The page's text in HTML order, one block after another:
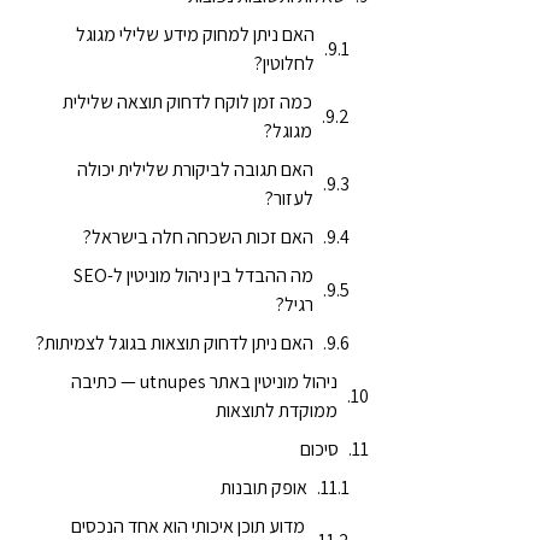
האם ניתן למחוק מידע שלילי מגוגל
לחלוטין?
כמה זמן לוקח לדחוק תוצאה שלילית
מגוגל?
האם תגובה לביקורת שלילית יכולה
לעזור?
האם זכות השכחה חלה בישראל?
מה ההבדל בין ניהול מוניטין ל-SEO
רגיל?
האם ניתן לדחוק תוצאות בגוגל לצמיתות?
ניהול מוניטין באתר utnupes — כתיבה
ממוקדת לתוצאות
סיכום
אופק תובנות
מדוע תוכן איכותי הוא אחד הנכסים